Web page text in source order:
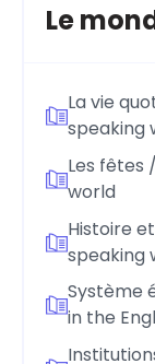
Le
La vie
speaking
Les fêtes
world
Histoire
speaking
Système
in the